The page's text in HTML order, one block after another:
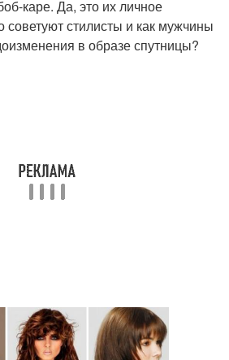
каре. Да, это их личное
советуют стилисты и как мужчины
в образе спутницы?